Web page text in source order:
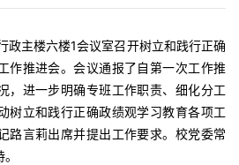
政主楼六楼1会议室召开树立和践行正确
作推进会。会议通报了自第一次工作推
，进一步明确专班工作职责、细化分工
树立和践行正确政绩观学习教育各项工
路言莉出席并提出工作要求。校党委常